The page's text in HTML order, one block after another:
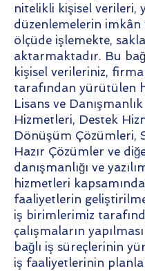
nitelikli kişisel verileri,
düzenlemelerin imkân
ölçüde işlemekte,
aktarmaktadır. Bu
kişisel verileriniz,
tarafından yürütülen
Lisans ve Danışmanlık
Hizmetleri, Destek
Dönüşüm Çözümleri,
Hazır Çözümler ve
danışmanlığı ve
hizmetleri
faaliyetlerin
iş birimlerimiz
çalışmaların
bağlı iş süreçlerinin
iş faaliyetlerinin